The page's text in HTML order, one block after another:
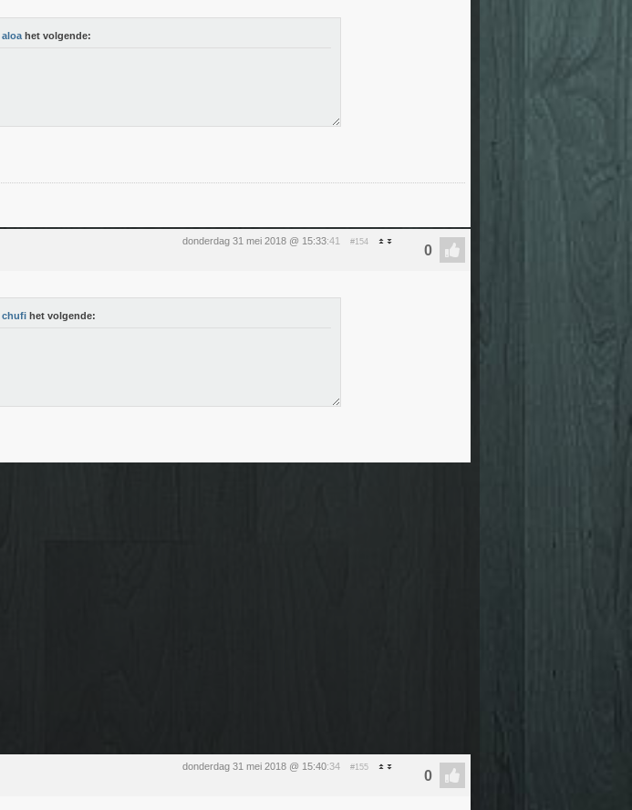
aloa het volgende:
donderdag 31 mei 2018 @ 15:33:41 #154
chufi het volgende:
donderdag 31 mei 2018 @ 15:40:34 #155